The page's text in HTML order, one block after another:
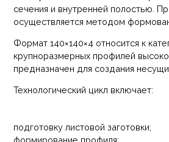
сечения и внутренней полостью.
осуществляется методом
калибровкой геометрии.
Формат 140×140×4 относится к
крупноразмерных профилей
предназначен для создания
опорных конструкций.
Технологический цикл включает:
подготовку листовой заготовки;
формирование профиля;